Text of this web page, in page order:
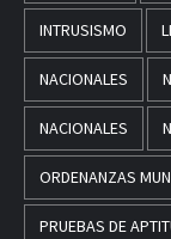
INTRUSISMO
NACIONALES
NACIONALES
ORDENANZAS
PRUEBAS DE